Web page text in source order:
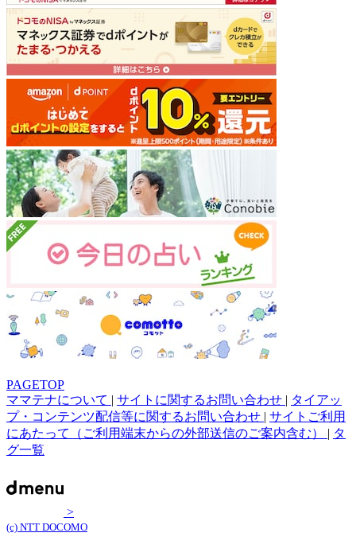
PAGETOP
ママテナについて
サイトに関するお問い合わせ
タイアッ
プ・コンテンツ配信等に関するお問い合わせ
サイトご利用
にあたって（ご利用端末からの外部送信のご案内含む）
タ
グ一覧
>
(c) NTT DOCOMO